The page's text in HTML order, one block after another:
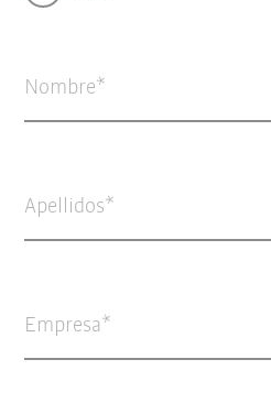
Nombre
Apellidos
Empresa